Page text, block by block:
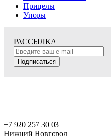
Прицелы
Упоры
РАССЫЛКА
Подписаться
+7 920 257 30 03
Нижний Новгород